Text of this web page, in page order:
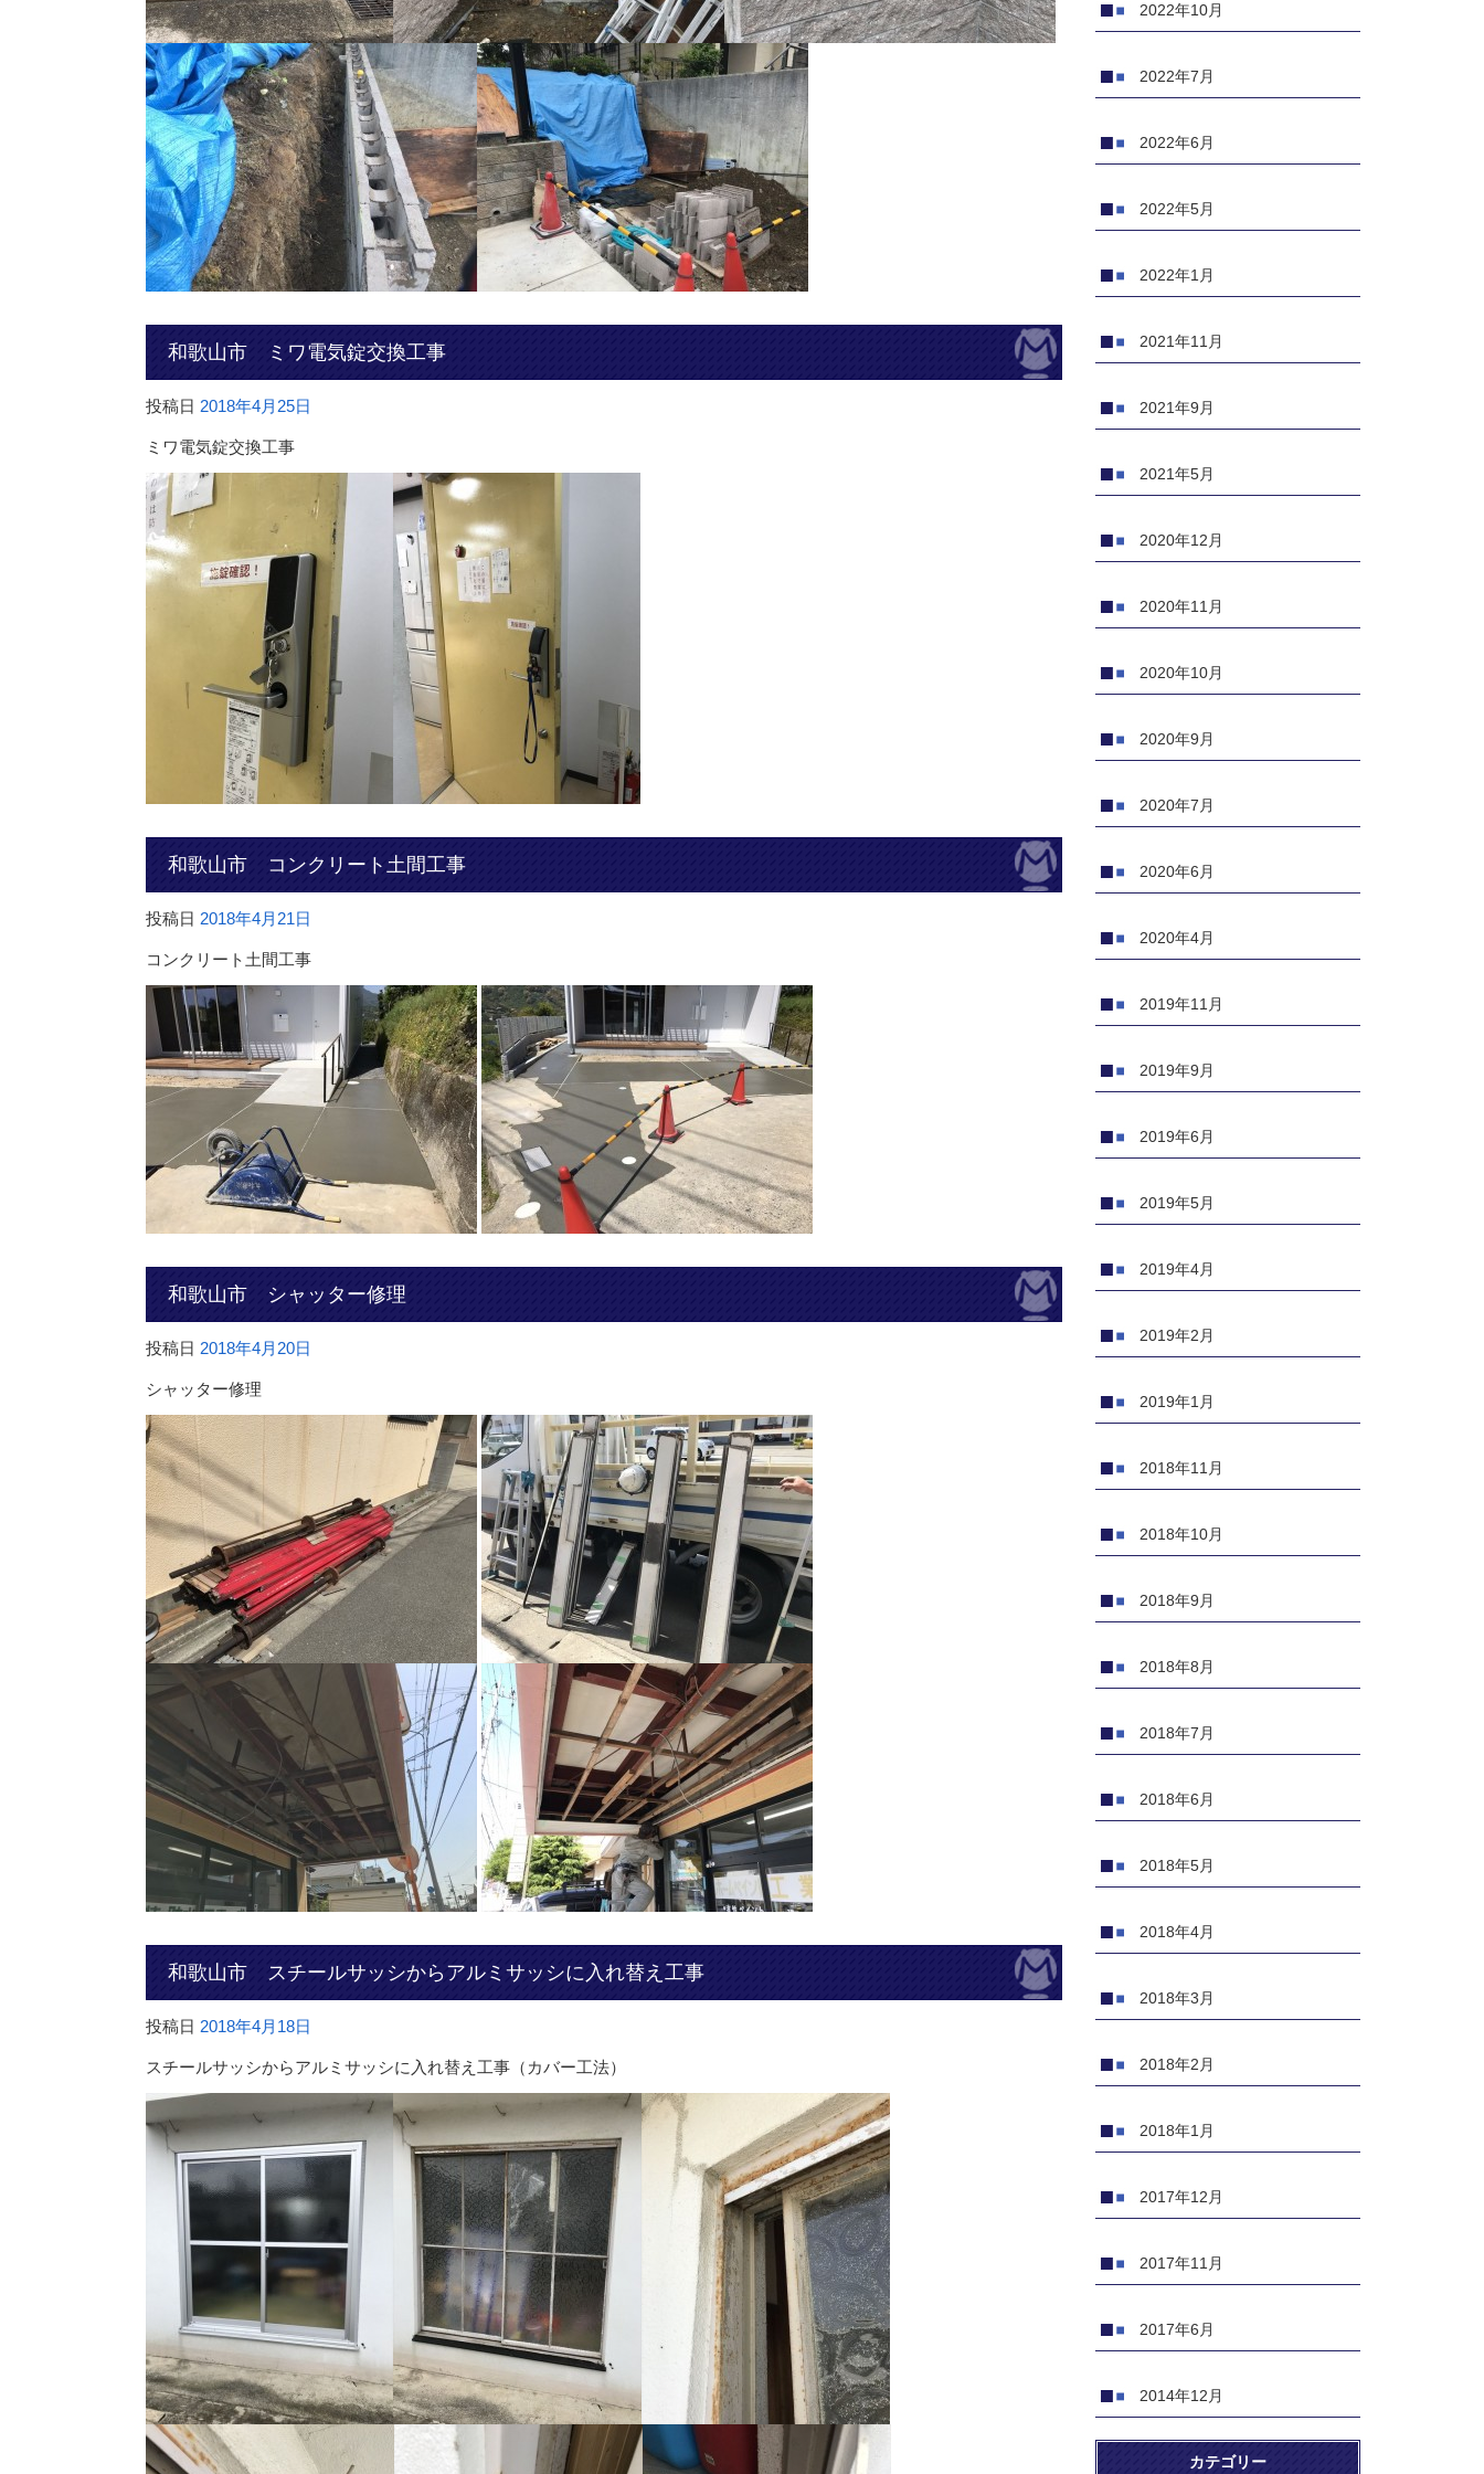
和歌山市 ミワ電気錠交換工事
投稿日 2018年4月25日
ミワ電気錠交換工事
和歌山市 コンクリート土間工事
投稿日 2018年4月21日
コンクリート土間工事
和歌山市 シャッター修理
投稿日 2018年4月20日
シャッター修理
和歌山市 スチールサッシからアルミサッシに入れ替え工事
投稿日 2018年4月18日
スチールサッシからアルミサッシに入れ替え工事（カバー工法）
2022年10月
2022年7月
2022年6月
2022年5月
2022年1月
2021年11月
2021年9月
2021年5月
2020年12月
2020年11月
2020年10月
2020年9月
2020年7月
2020年6月
2020年4月
2019年11月
2019年9月
2019年6月
2019年5月
2019年4月
2019年2月
2019年1月
2018年11月
2018年10月
2018年9月
2018年8月
2018年7月
2018年6月
2018年5月
2018年4月
2018年3月
2018年2月
2018年1月
2017年12月
2017年11月
2017年6月
2014年12月
カテゴリー